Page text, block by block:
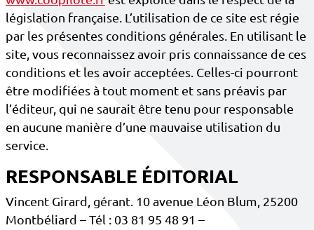
législation française. L’utilisation de ce site est régie
par les présentes conditions générales. En utilisant le
site, vous reconnaissez avoir pris connaissance de ces
conditions et les avoir acceptées. Celles-ci pourront
être modifiées à tout moment et sans préavis par
l’éditeur, qui ne saurait être tenu pour responsable
en aucune manière d’une mauvaise utilisation du
service.
RESPONSABLE ÉDITORIAL
Vincent Girard, gérant. 10 avenue Léon Blum, 25200
Montbéliard – Tél : 03 81 95 48 91 –